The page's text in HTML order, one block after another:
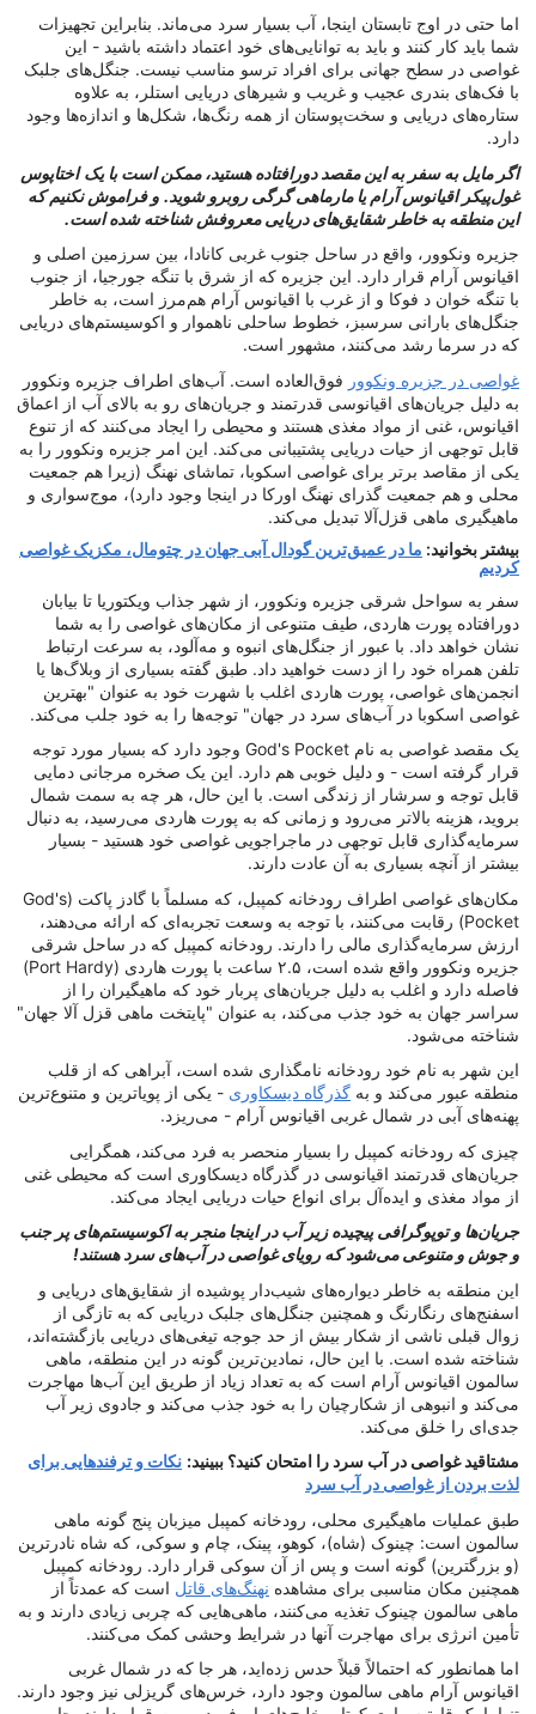
اما حتی در اوج تابستان اینجا، آب بسیار سرد می‌ماند. بنابراین تجهیزات
شما باید کار کنند و باید به توانایی‌های خود اعتماد داشته باشید - این
غواصی در سطح جهانی برای افراد ترسو مناسب نیست. جنگل‌های جلبک
با فک‌های بندری عجیب و غریب و شیرهای دریایی استلر، به علاوه
ستاره‌های دریایی و سخت‌پوستان از همه رنگ‌ها، شکل‌ها و اندازه‌ها وجود
دارد.
اگر مایل به سفر به این مقصد دورافتاده هستید، ممکن است با یک اختاپوس
غول‌پیکر اقیانوس آرام یا مارماهی گرگی روبرو شوید. و فراموش نکنیم که
این منطقه به خاطر شقایق‌های دریایی معروفش شناخته شده است.
جزیره ونکوور، واقع در ساحل جنوب غربی کانادا، بین سرزمین اصلی و
اقیانوس آرام قرار دارد. این جزیره که از شرق با تنگه جورجیا، از جنوب
با تنگه خوان د فوکا و از غرب با اقیانوس آرام هم‌مرز است، به خاطر
جنگل‌های بارانی سرسبز، خطوط ساحلی ناهموار و اکوسیستم‌های دریایی
که در سرما رشد می‌کنند، مشهور است.
غواصی در جزیره ونکوور فوق‌العاده است. آب‌های اطراف جزیره ونکوور
به دلیل جریان‌های اقیانوسی قدرتمند و جریان‌های رو به بالای آب از اعماق
اقیانوس، غنی از مواد مغذی هستند و محیطی را ایجاد می‌کنند که از تنوع
قابل توجهی از حیات دریایی پشتیبانی می‌کند. این امر جزیره ونکوور را به
یکی از مقاصد برتر برای غواصی اسکوبا، تماشای نهنگ (زیرا هم جمعیت
محلی و هم جمعیت گذرای نهنگ اورکا در اینجا وجود دارد)، موج‌سواری و
ماهیگیری ماهی قزل‌آلا تبدیل می‌کند.
بیشتر بخوانید: ما در عمیق‌ترین گودال آبی جهان در چتومال، مکزیک غواصی
کردیم
سفر به سواحل شرقی جزیره ونکوور، از شهر جذاب ویکتوریا تا بیابان
دورافتاده پورت هاردی، طیف متنوعی از مکان‌های غواصی را به شما
نشان خواهد داد. با عبور از جنگل‌های انبوه و مه‌آلود، به سرعت ارتباط
تلفن همراه خود را از دست خواهید داد. طبق گفته بسیاری از وبلاگ‌ها یا
انجمن‌های غواصی، پورت هاردی اغلب با شهرت خود به عنوان "بهترین
غواصی اسکوبا در آب‌های سرد در جهان" توجه‌ها را به خود جلب می‌کند.
یک مقصد غواصی به نام God's Pocket وجود دارد که بسیار مورد توجه
قرار گرفته است - و دلیل خوبی هم دارد. این یک صخره مرجانی دمایی
قابل توجه و سرشار از زندگی است. با این حال، هر چه به سمت شمال
بروید، هزینه بالاتر می‌رود و زمانی که به پورت هاردی می‌رسید، به دنبال
سرمایه‌گذاری قابل توجهی در ماجراجویی غواصی خود هستید - بسیار
بیشتر از آنچه بسیاری به آن عادت دارند.
مکان‌های غواصی اطراف رودخانه کمپبل، که مسلماً با گادز پاکت (God's
Pocket) رقابت می‌کنند، با توجه به وسعت تجربه‌ای که ارائه می‌دهند،
ارزش سرمایه‌گذاری مالی را دارند. رودخانه کمپبل که در ساحل شرقی
جزیره ونکوور واقع شده است، ۲.۵ ساعت با پورت هاردی (Port Hardy)
فاصله دارد و اغلب به دلیل جریان‌های پربار خود که ماهیگیران را از
سراسر جهان به خود جذب می‌کند، به عنوان "پایتخت ماهی قزل آلا جهان"
شناخته می‌شود.
این شهر به نام خود رودخانه نامگذاری شده است، آبراهی که از قلب
منطقه عبور می‌کند و به گذرگاه دیسکاوری - یکی از پویاترین و متنوع‌ترین
پهنه‌های آبی در شمال غربی اقیانوس آرام - می‌ریزد.
چیزی که رودخانه کمپبل را بسیار منحصر به فرد می‌کند، همگرایی
جریان‌های قدرتمند اقیانوسی در گذرگاه دیسکاوری است که محیطی غنی
از مواد مغذی و ایده‌آل برای انواع حیات دریایی ایجاد می‌کند.
جریان‌ها و توپوگرافی پیچیده زیر آب در اینجا منجر به اکوسیستم‌های پر جنب
و جوش و متنوعی می‌شود که رویای غواصی در آب‌های سرد هستند!
این منطقه به خاطر دیواره‌های شیب‌دار پوشیده از شقایق‌های دریایی و
اسفنج‌های رنگارنگ و همچنین جنگل‌های جلبک دریایی که به تازگی از
زوال قبلی ناشی از شکار بیش از حد جوجه تیغی‌های دریایی بازگشته‌اند،
شناخته شده است. با این حال، نمادین‌ترین گونه در این منطقه، ماهی
سالمون اقیانوس آرام است که به تعداد زیاد از طریق این آب‌ها مهاجرت
می‌کند و انبوهی از شکارچیان را به خود جذب می‌کند و جادوی زیر آب
جدی‌ای را خلق می‌کند.
مشتاقید غواصی در آب سرد را امتحان کنید؟ ببینید: نکات و ترفندهایی برای
لذت بردن از غواصی در آب سرد
طبق عملیات ماهیگیری محلی، رودخانه کمپبل میزبان پنج گونه ماهی
سالمون است: چینوک (شاه)، کوهو، پینک، چام و سوکی، که شاه نادرترین
(و بزرگترین) گونه است و پس از آن سوکی قرار دارد. رودخانه کمپبل
همچنین مکان مناسبی برای مشاهده نهنگ‌های قاتل است که عمدتاً از
ماهی سالمون چینوک تغذیه می‌کنند، ماهی‌هایی که چربی زیادی دارند و به
تأمین انرژی برای مهاجرت آنها در شرایط وحشی کمک می‌کنند.
اما همانطور که احتمالاً قبلاً حدس زده‌اید، هر جا که در شمال غربی
اقیانوس آرام ماهی سالمون وجود دارد، خرس‌های گریزلی نیز وجود دارند.